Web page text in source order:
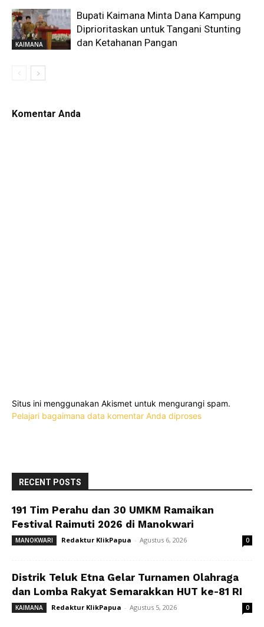
KAIMANA
Bupati Kaimana Minta Dana Kampung
Diprioritaskan untuk Tangani Stunting
dan Ketahanan Pangan
Komentar Anda
Situs ini menggunakan Akismet untuk mengurangi spam.
Pelajari bagaimana data komentar Anda diproses
RECENT POSTS
191 Tim Perahu dan 30 UMKM Ramaikan
Festival Raimuti 2026 di Manokwari
MANOKWARI Redaktur KlikPapua - Agustus 6, 2026 0
Distrik Teluk Etna Gelar Turnamen Olahraga
dan Lomba Rakyat Semarakkan HUT ke-81 RI
KAIMANA Redaktur KlikPapua - Agustus 5, 2026 0